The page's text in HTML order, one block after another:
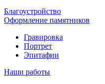
Благоустройство
Оформление памятников
Гравировка
Портрет
Эпитафии
Наши работы